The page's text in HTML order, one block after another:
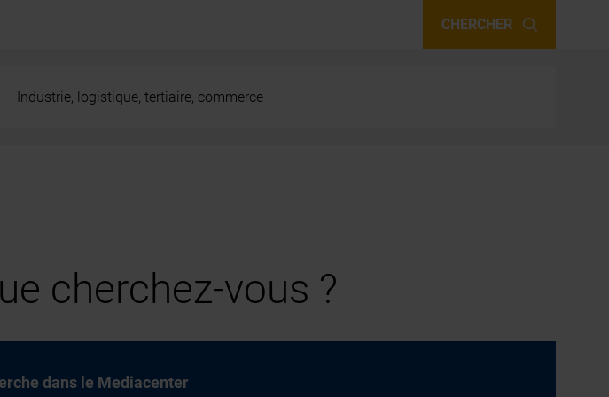
CHERCHER
Industrie, logistique, tertiaire, commerce
cherchez-vous ?
dans le Mediacenter